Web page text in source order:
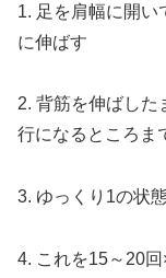
1. 足を肩幅に開い
に伸ばす
2. 背筋を伸ばした
行になるところま
3. ゆっくり1の状
4. これを15～20回